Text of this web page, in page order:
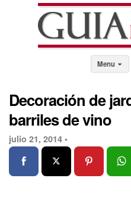
Menu
Decoración de
barriles de vino
julio 21, 2014 •